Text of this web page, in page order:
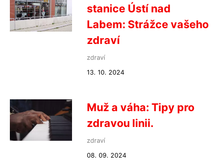
stanice Ústí nad
Labem: Strážce vašeho
zdraví
zdraví
13. 10. 2024
Muž a váha: Tipy pro
zdravou linii.
zdraví
08. 09. 2024